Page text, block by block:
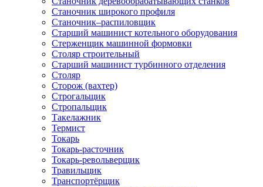
Станочник широкого профиля
Станочник–распиловщик
Старший машинист котельного оборудования
Стерженщик машинной формовки
Столяр строительный
Старший машинист турбинного отделения
Столяр
Сторож (вахтер)
Строгальщик
Стропальщик
Такелажник
Термист
Токарь
Токарь-расточник
Токарь-револьверщик
Травильщик
Транспортёрщик